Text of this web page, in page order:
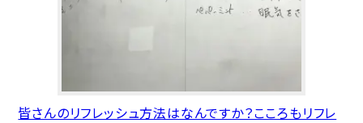
皆さんのリフレッシュ方法はなんですか？こころもリフレ